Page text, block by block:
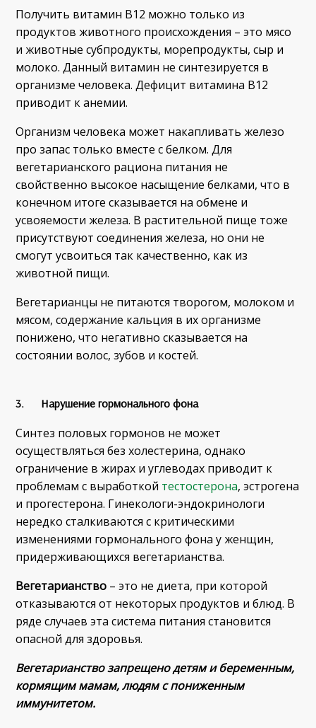
Получить витамин В12 можно только из
продуктов животного происхождения – это мясо
и животные субпродукты, морепродукты, сыр и
молоко. Данный витамин не синтезируется в
организме человека. Дефицит витамина В12
приводит к анемии.
Организм человека может накапливать железо
про запас только вместе с белком. Для
вегетарианского рациона питания не
свойственно высокое насыщение белками, что в
конечном итоге сказывается на обмене и
усвояемости железа. В растительной пище тоже
присутствуют соединения железа, но они не
смогут усвоиться так качественно, как из
животной пищи.
Вегетарианцы не питаются творогом, молоком и
мясом, содержание кальция в их организме
понижено, что негативно сказывается на
состоянии волос, зубов и костей.
3. Нарушение гормонального фона
Синтез половых гормонов не может
осуществляться без холестерина, однако
ограничение в жирах и углеводах приводит к
проблемам с выработкой тестостерона, эстрогена
и прогестерона. Гинекологи-эндокринологи
нередко сталкиваются с критическими
изменениями гормонального фона у женщин,
придерживающихся вегетарианства.
Вегетарианство – это не диета, при которой
отказываются от некоторых продуктов и блюд. В
ряде случаев эта система питания становится
опасной для здоровья.
Вегетарианство запрещено детям и беременным,
кормящим мамам, людям с пониженным
иммунитетом.